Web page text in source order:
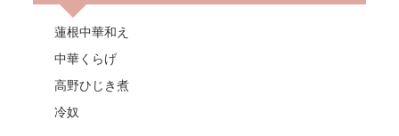
蓮根中華和え
中華くらげ
高野ひじき煮
冷奴